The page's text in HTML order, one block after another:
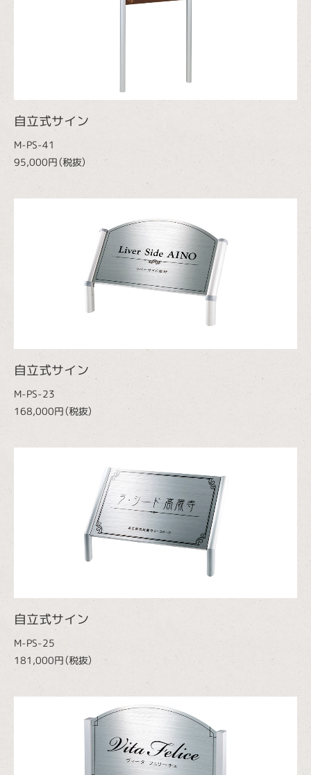
自立式サイン
M-PS-41
95,000円（税抜）
自立式サイン
M-PS-23
168,000円（税抜）
自立式サイン
M-PS-25
181,000円（税抜）